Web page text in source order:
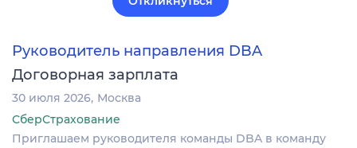
Руководитель направления DBA
Договорная зарплата
30 июля 2026 Москва
СберСтрахование
Приглашаем руководителя команды DBA в команду